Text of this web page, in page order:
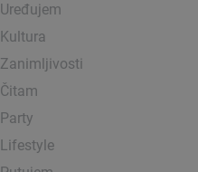
Uređujem
Kultura
Zanimljivosti
Čitam
Party
Lifestyle